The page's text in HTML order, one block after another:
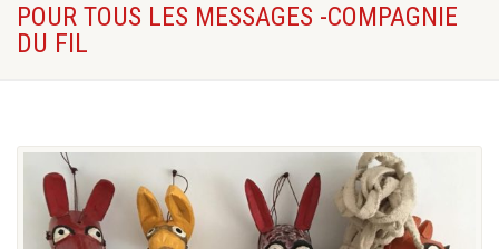
POUR TOUS LES MESSAGES -COMPAGNIE
DU FIL